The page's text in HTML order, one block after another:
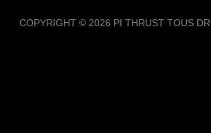
COPYRIGHT © 2026 PI THRUST TOUS